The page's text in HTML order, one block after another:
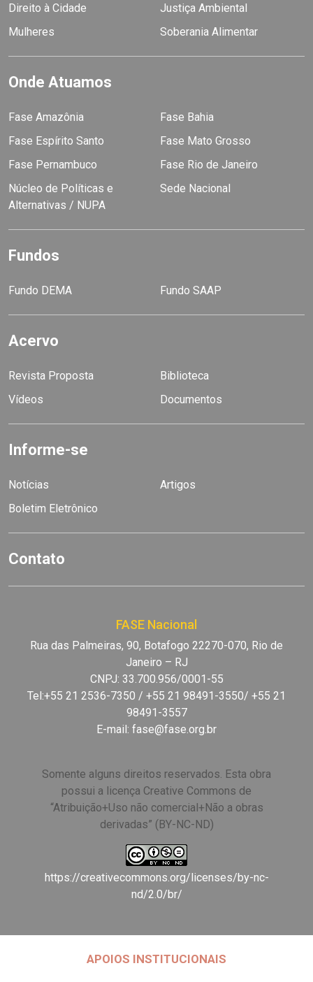
Direito à Cidade
Justiça Ambiental
Mulheres
Soberania Alimentar
Onde Atuamos
Fase Amazônia
Fase Bahia
Fase Espírito Santo
Fase Mato Grosso
Fase Pernambuco
Fase Rio de Janeiro
Núcleo de Políticas e
Alternativas / NUPA
Sede Nacional
Fundos
Fundo DEMA Fundo SAAP
Acervo
Revista Proposta
Biblioteca
Vídeos
Documentos
Informe-se
Notícias
Artigos
Boletim Eletrônico
Contato
FASE Nacional
Rua das Palmeiras, 90, Botafogo 22270-070, Rio de
Janeiro – RJ
CNPJ: 33.700.956/0001-55
Tel:+55 21 2536-7350 / +55 21 98491-3550/ +55 21
98491-3557
E-mail: fase@fase.org.br
Somente alguns direitos reservados. Esta obra
possui a licença Creative Commons de
“Atribuição+Uso não comercial+Não a obras
derivadas” (BY-NC-ND)
https://creativecommons.org/licenses/by-nc-
nd/2.0/br/
APOIOS INSTITUCIONAIS